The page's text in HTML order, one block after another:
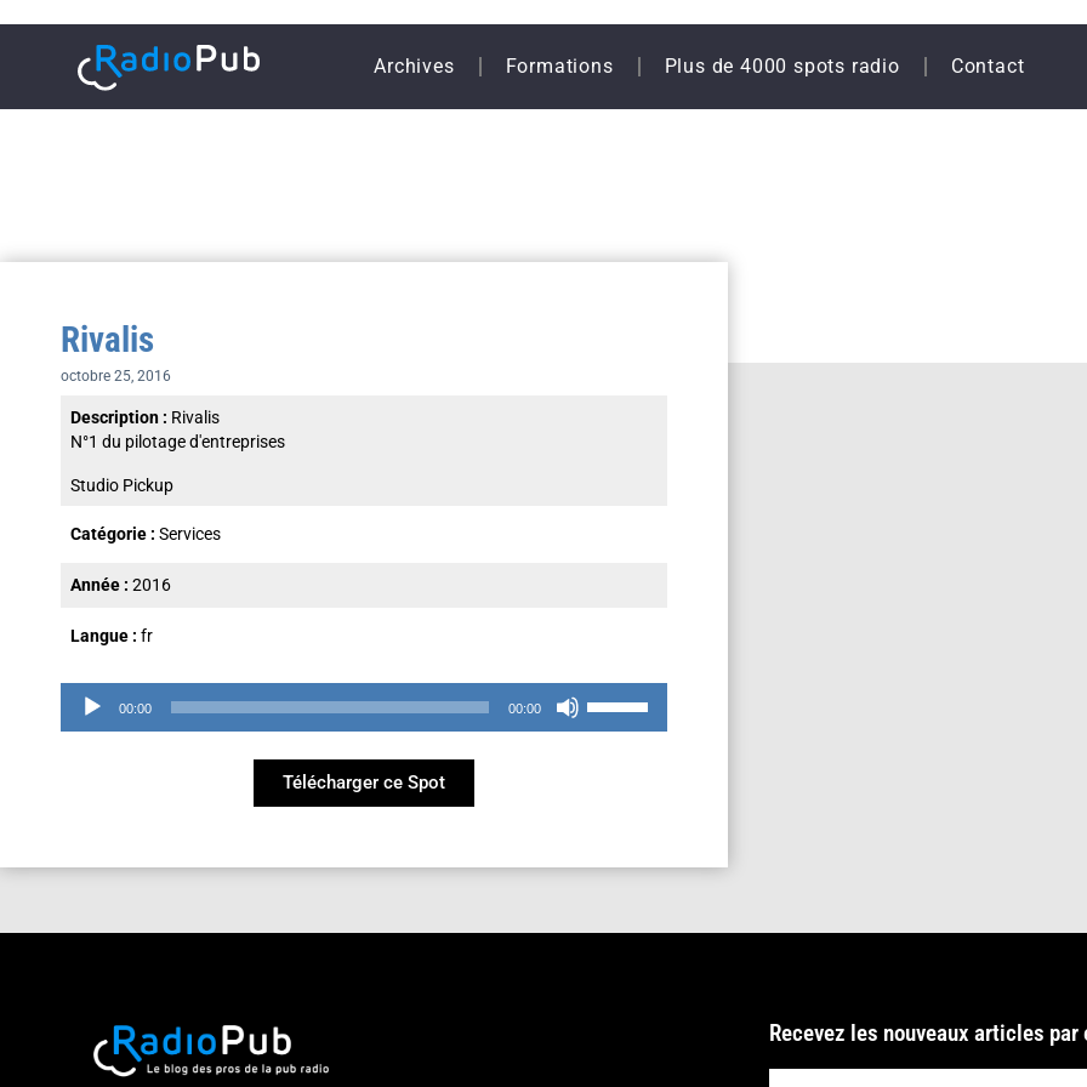
Archives Formations Plus de 4000 spots radio Contact
Rivalis
octobre 25, 2016
Description : Rivalis
N°1 du pilotage d'entreprises
Studio Pickup
Catégorie : Services
Année : 2016
Langue : fr
Lecteur00:00 00:00
ou
le
Télécharger ce Spot
Recevez les nouveaux articles par